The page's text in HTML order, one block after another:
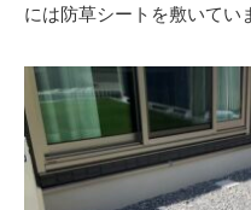
には防草シートを敷いてい